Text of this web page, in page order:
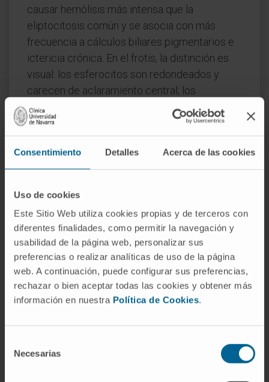
Consentimiento Detalles Acerca de las cookies
Uso de cookies
Este Sitio Web utiliza cookies propias y de terceros con
diferentes finalidades, como permitir la navegación y
usabilidad de la página web, personalizar sus
preferencias o realizar analíticas de uso de la página
web. A continuación, puede configurar sus preferencias,
rechazar o bien aceptar todas las cookies y obtener más
información en nuestra Política de Cookies.
Necesarias
causar hemólisis más intensa que la
eliptocitosis común y se asocia con más
frecuencia a cálculos biliares pigmentarios e
ictericia crónica. En el frotis, la distinción es
visual: los esferocitos son redondeados y
carecen de aclaramiento central; los
eliptocitos se reconocen por su eje mayor
notablemente alargado.
Preguntas frecuentes
eliptocitosis?
Del griego ἔλλειψις (élleipsis), que en
geometría designa la curva cerrada ovalada,
combinado con κύτος (kýtos, «célula,
recipiente»). El sufijo -osis indica una
condición. El término describe, pues, la
presencia de células de forma elíptica en la
ovalocitosis?